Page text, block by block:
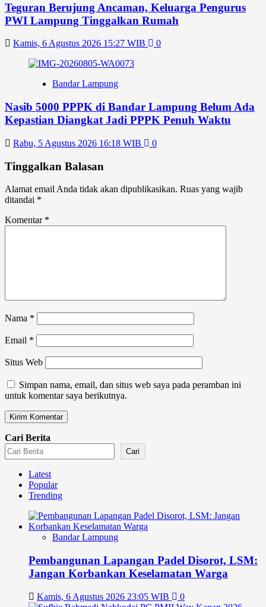
Teguran Berujung Ancaman, Keluarga Pengurus
PWI Lampung Tinggalkan Rumah
Kamis, 6 Agustus 2026 15:27 WIB 0
Bandar Lampung
Nasib 5000 PPPK di Bandar Lampung Belum Ada
Kepastian Diangkat Jadi PPPK Penuh Waktu
Rabu, 5 Agustus 2026 16:18 WIB 0
Tinggalkan Balasan
Alamat email Anda tidak akan dipublikasikan. Ruas yang wajib
ditandai *
Komentar *
Nama *
Email *
Situs Web
Simpan nama, email, dan situs web saya pada peramban ini
untuk komentar saya berikutnya.
Cari Berita
Cari
Latest
Popular
Trending
Bandar Lampung
Pembangunan Lapangan Padel Disorot, LSM:
Jangan Korbankan Keselamatan Warga
Kamis, 6 Agustus 2026 23:05 WIB 0